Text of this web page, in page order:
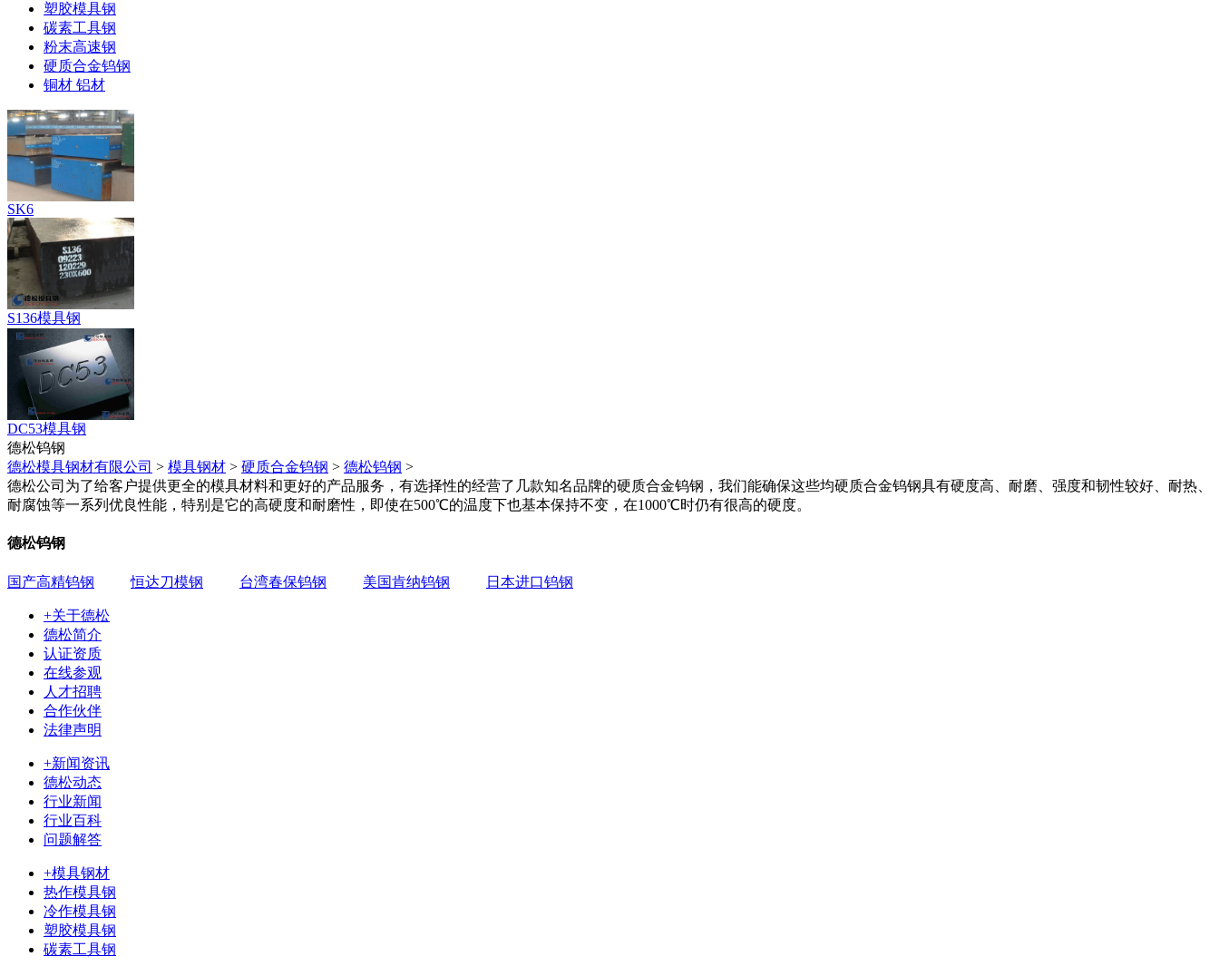
塑胶模具钢
碳素工具钢
粉末高速钢
硬质合金钨钢
铜材 铝材
SK6
S136模具钢
DC53模具钢
德松钨钢
德松模具钢材有限公司 > 模具钢材 > 硬质合金钨钢 > 德松钨钢 >
德松公司为了给客户提供更全的模具材料和更好的产品服务，有选择性的经营了几款知名品牌的硬质合金钨钢，我们能确保这些均硬质合金钨钢具有硬度高、耐磨、强度和韧性较好、耐热、
耐腐蚀等一系列优良性能，特别是它的高硬度和耐磨性，即使在500℃的温度下也基本保持不变，在1000℃时仍有很高的硬度。
德松钨钢
国产高精钨钢 恒达刀模钢 台湾春保钨钢 美国肯纳钨钢 日本进口钨钢
+关于德松
德松简介
认证资质
在线参观
人才招聘
合作伙伴
法律声明
+新闻资讯
德松动态
行业新闻
行业百科
问题解答
+模具钢材
热作模具钢
冷作模具钢
塑胶模具钢
碳素工具钢